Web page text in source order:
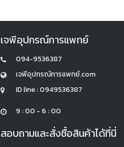
เจพีอุปกรณ์การแพทย์
094-9536387
เจพีอุปกรณ์การแพทย์.com
ID line : 0949536387
9 : 00 - 6 : 00
สอบถามและสั่งซื้อสินค้าได้ที่นี่